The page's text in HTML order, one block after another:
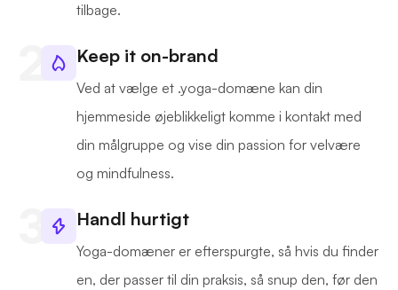
tilbage.
Keep it on-brand
Ved at vælge et .yoga-domæne kan din
hjemmeside øjeblikkeligt komme i kontakt med
din målgruppe og vise din passion for velvære
og mindfulness.
Handl hurtigt
Yoga-domæner er efterspurgte, så hvis du finder
en, der passer til din praksis, så snup den, før den